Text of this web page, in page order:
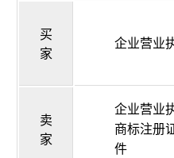
买
家
企业营业
卖
家
企业营业
商标注册
件